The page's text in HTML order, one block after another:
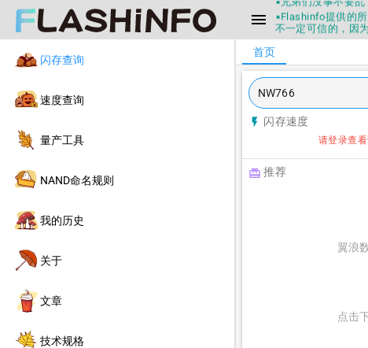
menu ▪Flashinfo提供的
不一定可信的，因
▪如果发现数据有
▪兄弟们没事不要
▪Flashinfo提供的
不一定可信的，因
▪如果发现数据有
▪Flashinfo APP更
闪存查询
速度查询
量产工具
NAND命名规则
我的历史
关于
文章
技术规格
flash_on 闪存速度
请登录查
redeem 推荐
翼浪
点击
首页